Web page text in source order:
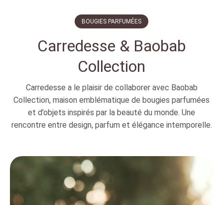
BOUGIES PARFUMÉES
Carredesse & Baobab
Collection
Carredesse a le plaisir de collaborer avec Baobab
Collection, maison emblématique de bougies parfumées
et d’objets inspirés par la beauté du monde. Une
rencontre entre design, parfum et élégance intemporelle.